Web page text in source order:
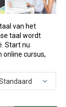
van het
taal wordt
Start nu
online cursus,